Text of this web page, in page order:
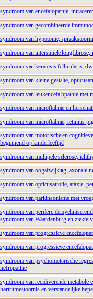
syndroom van encefalopathie,
syndroom van gecombineerde
syndroom van hypotonie,
syndroom van interstitiële longfibrose,
syndroom van keratosis follicularis,
syndroom van kleine gestalte,
syndroom van leukencefalopathie met
syndroom van microftalmie en
syndroom van microftalmie, retinitis
syndroom van motorische en
beginnend op kinderleeftijd
syndroom van multipele sclerose,
syndroom van oogafwijking, axonale
syndroom van opticusatrofie, ataxie,
syndroom van parkinsonisme met
syndroom van perifere
syndroom van Waardenburg en ziekte
syndroom van progressieve
syndroom van progressieve
syndroom van psychomotorische
nefropathie
syndroom van recidiverende metabole
hartritmestoornis en verstandelijke